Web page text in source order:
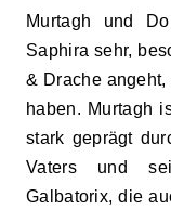
Murtagh und
Saphira sehr,
& Drache
haben. Murtagh
stark geprägt
Vaters und
Galbatorix, die